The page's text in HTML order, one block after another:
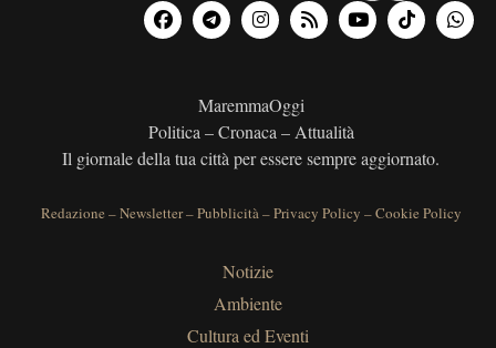
MaremmaOggi
Politica – Cronaca – Attualità
Il giornale della tua città per essere sempre aggiornato.
Redazione –Newsletter–Pubblicità –Privacy Policy –Cookie Policy
Notizie
Ambiente
Cultura ed Eventi